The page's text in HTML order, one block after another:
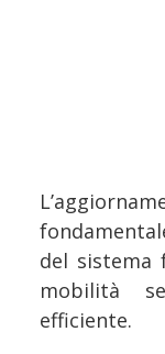
del sistema
mobilità
efficiente.